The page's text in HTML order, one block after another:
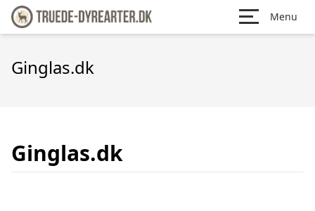
Menu
Ginglas.dk
Ginglas.dk